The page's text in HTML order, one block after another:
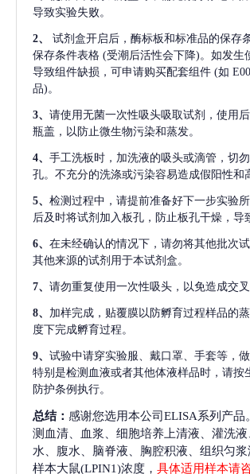
导致实验失败。
2、
试剂盒开启后，酶标板和标准品的保存
保存条件表格 (受潮后活性会下降)。如发生
导致组件缺损，可申请购买配套组件 (如
品)。
3、 请使用无菌一次性吸头吸取试剂，使用
瓶盖，以防止微生物污染和蒸发。
4、 手工洗板时，加洗液的吸头或滴管，切
孔。不充分的洗涤或污染容易造成假阳性和
5、 检测过程中，请提前准备好下一步实验
后及时将试剂加入板孔，防止板孔干燥，导
6、 在未经确认的情况下，请勿将其他批次
其他来源的试剂用于本试剂盒。
7、 请勿重复使用一次性吸头，以免造成交叉
8、 加样完成，贴覆膜以防孵育过程样品的
度下完成孵育过程。
9、 试验中请穿实验服、戴口罩、手套等，做
特别是检测血液或者其他体液样品时，请按
防护条例执行。
总结： 感谢您选用本公司ELISA系列产品
测血清、血浆、细胞培养上清液、灌洗
水、腹水、脑脊液、胸腔积液、组织匀
样本大鼠(LPIN1)浓度， 具体适用样本请